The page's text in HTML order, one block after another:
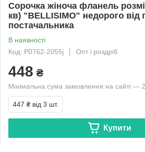
Сорочка жіноча фланель
кв) "BELLISIMO" недорого від
постачальника
В наявності
Код: P0762-2055j
Опт і роздріб
448 ₴
Мінімальна сума замовлення на сайті —
447 ₴ від 3 шт.
Купити